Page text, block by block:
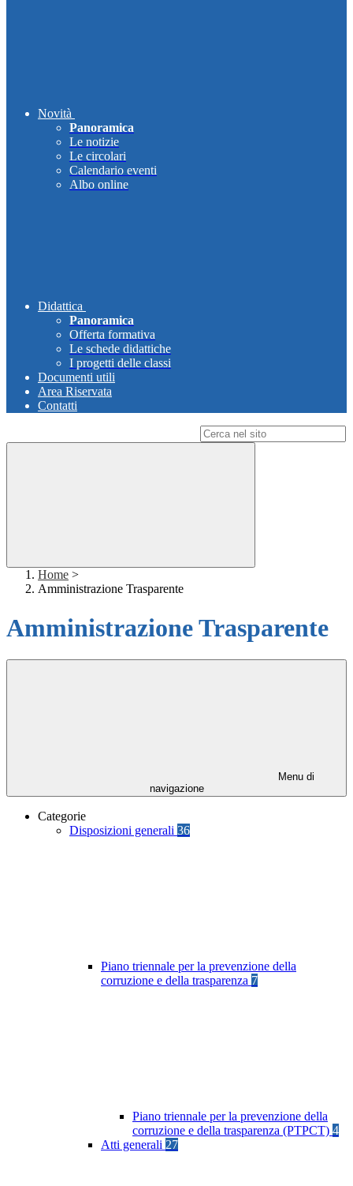
Novità
Panoramica
Le notizie
Le circolari
Calendario eventi
Albo online
Didattica
Panoramica
Offerta formativa
Le schede didattiche
I progetti delle classi
Documenti utili
Area Riservata
Contatti
Home >
Amministrazione Trasparente
Amministrazione Trasparente
Menu di
navigazione
Categorie
Disposizioni generali 36
Piano triennale per la prevenzione della
corruzione e della trasparenza 7
Piano triennale per la prevenzione della
corruzione e della trasparenza (PTPCT) 4
Atti generali 27